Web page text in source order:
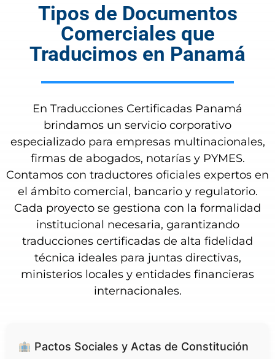
Tipos de Documentos
Comerciales que
Traducimos en Panamá
En Traducciones Certificadas Panamá
brindamos un servicio corporativo
especializado para empresas multinacionales,
firmas de abogados, notarías y PYMES.
Contamos con traductores oficiales expertos en
el ámbito comercial, bancario y regulatorio.
Cada proyecto se gestiona con la formalidad
institucional necesaria, garantizando
traducciones certificadas de alta fidelidad
técnica ideales para juntas directivas,
ministerios locales y entidades financieras
internacionales.
Pactos Sociales y Actas de Constitución